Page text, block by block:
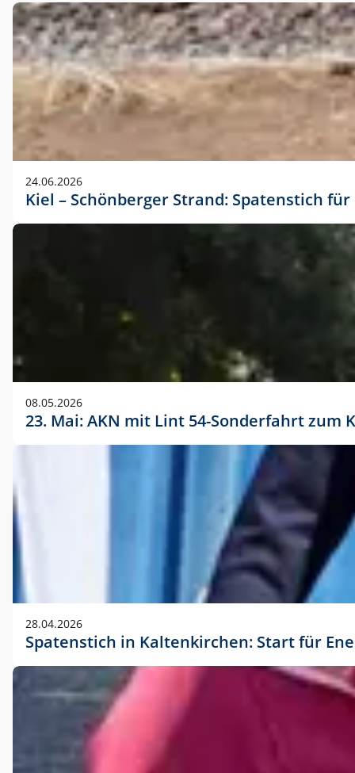
24.06.2026
Kiel – Schönberger Strand: Spatenstich
08.05.2026
23. Mai: AKN mit Lint 54-Sonderfahrt
28.04.2026
Spatenstich in Kaltenkirchen: Start für